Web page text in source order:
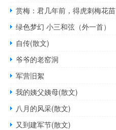
赏梅：君几年前，得虎刺梅花苗
绿色梦幻 小三和弦（外一首）
自传(散文)
爷爷的老窑洞
军营旧絮
我的姨父姨母(散文)
八月的风采(散文)
又到建军节(散文)